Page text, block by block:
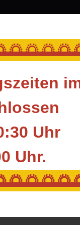
Uhr
Uhr.
KAP-HDL-P145
KAP